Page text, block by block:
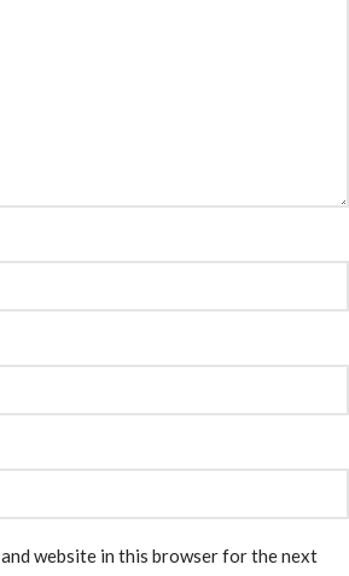
and website in this browser for the next